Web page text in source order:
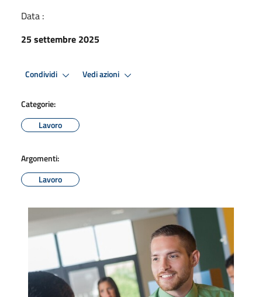
Data :
25 settembre 2025
Condividi Vedi azioni
Categorie:
Lavoro
Argomenti:
Lavoro